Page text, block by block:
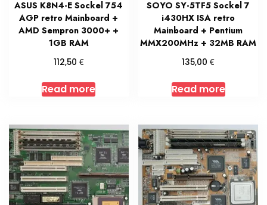
ASUS K8N4-E Sockel 754
AGP retro Mainboard +
AMD Sempron 3000+ +
1GB RAM
112,50 €
Read more
SOYO SY-5TF5 Sockel 7
i430HX ISA retro
Mainboard + Pentium
MMX200MHz + 32MB RAM
135,00€
Read more